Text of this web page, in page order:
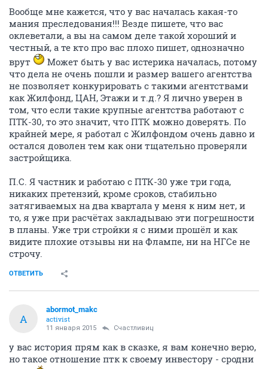
Вообще мне кажется, что у вас началась какая-то
мания преследования!!! Везде пишете, что вас
оклеветали, а вы на самом деле такой хороший и
честный, а те кто про вас плохо пишет, однозначно
врут
Может быть у вас истерика началась, потому
что дела не очень пошли и размер вашего агентства
не позволяет конкурировать с такими агентствами
как Жилфонд, ЦАН, Этажи и т.д.? Я лично уверен в
том, что если такие крупные агентства работают с
ПТК-30, то это значит, что ПТК можно доверять. По
крайней мере, я работал с Жилфондом очень давно и
остался доволен тем как они тщательно проверяли
застройщика.
П.С. Я частник и работаю с ПТК-30 уже три года,
никаких претензий, кроме сроков, стабильно
затягиваемых на два квартала у меня к ним нет, и
то, я уже при расчётах закладываю эти погрешности
в планы. Уже три стройки я с ними прошёл и как
видите плохие отзывы ни на Флампе, ни на НГСе не
строчу.
ОТВЕТИТЬ
A
abormot_makc
activist
11 января 2015 Счастливиц
у вас история прям как в сказке, я вам конечно верю,
но такое отношение птк к своему инвестору - сродни